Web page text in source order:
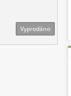
Vyprodáno